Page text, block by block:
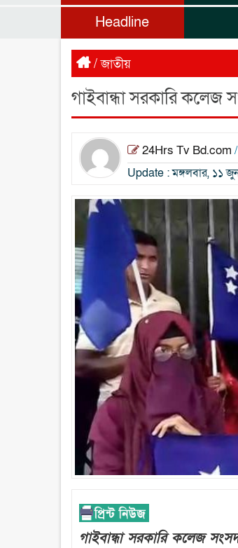
Headline
/জাতীয়
গাইবান্ধা সরকারি কলেজ
24Hrs Tv Bd.com
Update : মঙ্গলবার, ১১
গাইবান্ধা সরকারি কলেজ